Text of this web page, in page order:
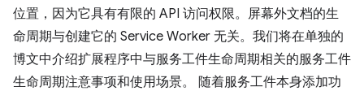
位置，因为它具有有限的 API 访问权限。屏幕外文档的生
命周期与创建它的 Service Worker 无关。我们将在单独的
博文中介绍扩展程序中与服务工件生命周期相关的服务工件
生命周期注意事项和使用场景。 随着服务工件本身添加功